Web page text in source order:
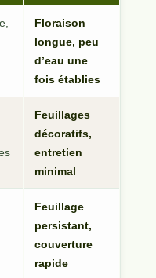
Floraison
longue, peu
d’eau une
fois établies
Feuillages
décoratifs,
entretien
minimal
Feuillage
persistant,
couverture
rapide